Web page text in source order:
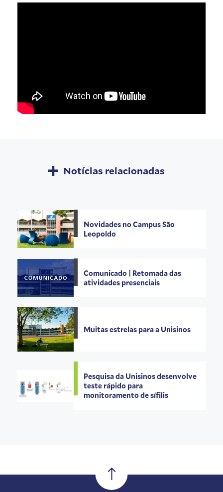
Notícias relacionadas
Novidades no Campus São
Leopoldo
Comunicado | Retomada das
atividades presenciais
Muitas estrelas para a Unisinos
Pesquisa da Unisinos desenvolve
teste rápido para
monitoramento de sífilis